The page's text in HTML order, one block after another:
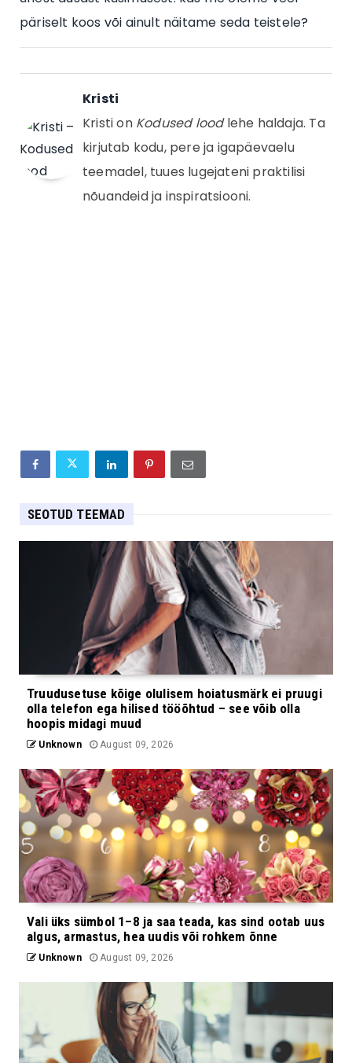
päriselt koos või ainult näitame seda teistele?
Kristi
Kristi on Kodused loodlehe haldaja. Ta
kirjutab kodu, pere ja igapäevaelu
teemadel, tuues lugejateni praktilisi
nõuandeid ja inspiratsiooni.
SEOTUD TEEMAD
Truudusetuse kõige olulisem hoiatusmärk ei pruugi
olla telefon ega hilised tööõhtud – see võib olla
hoopis midagi muud
Unknown August 09, 2026
Vali üks sümbol 1–8 ja saa teada, kas sind ootab uus
algus, armastus, hea uudis või rohkem õnne
Unknown August 09, 2026